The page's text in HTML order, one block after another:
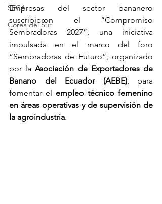
SECA
Corea del Sur
Empresas del sector bananero
suscribieron el “Compromiso
Sembradoras 2027”, una iniciativa
impulsada en el marco del foro
“Sembradoras de Futuro”, organizado
por la Asociación de Exportadores de
Banano del Ecuador (AEBE), para
fomentar el empleo técnico femenino
en áreas operativas y de supervisión de
la agroindustria.